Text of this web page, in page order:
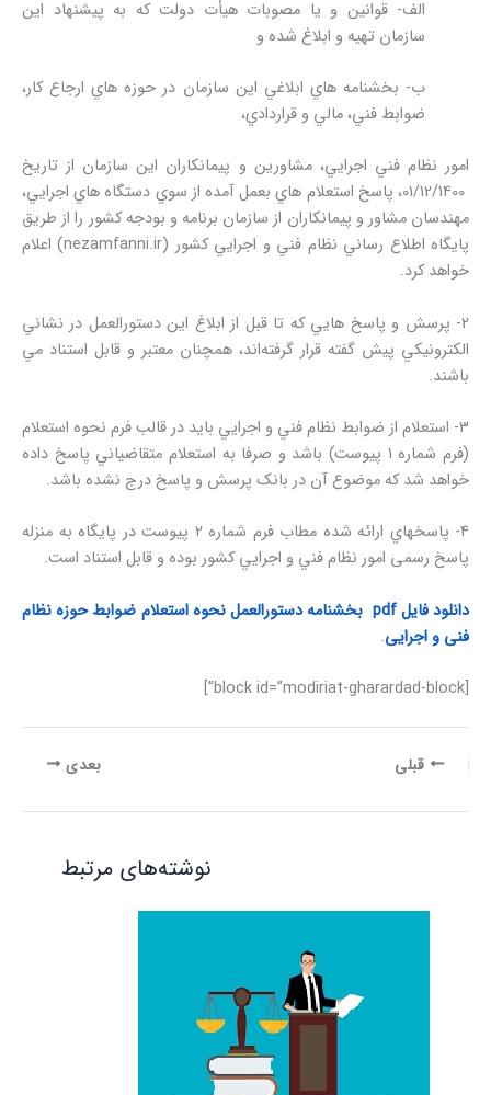
الف- قوانين و يا مصوبات هيأت دولت که به پيشنهاد اين
سازمان تهيه و ابلاغ شده و
ب- بخشنامه هاي ابلاغي اين سازمان در حوزه هاي ارجاع کار،
ضوابط فني، مالي و قراردادي،
امور نظام فني اجرايي، مشاورين و پيمانكاران اين سازمان از تاريخ
01/12/1400، پاسخ استعلام هاي بعمل آمده از سوي دستگاه هاي اجرايي،
مهندسان مشاور و پيمانكاران از سازمان برنامه و بودجه کشور را از طریق
پايگاه اطلاع رساني نظام فني و اجرايي کشور (nezamfanni.ir) اعلام
خواهد کرد.
2- پرسش و پاسخ هايي که تا قبل از ابلاغ اين دستورالعمل در نشاني
الكترونيكي پيش گفته قرار گرفته‌اند، همچنان معتبر و قابل استناد مي
باشند.
3- استعلام از ضوابط نظام فني و اجرايي بايد در قالب فرم نحوه استعلام
(فرم شماره 1 پيوست) باشد و صرفا به استعلام متقاضياني پاسخ داده
خواهد شد که موضوع آن در بانک پرسش و پاسخ درج نشده باشد.
4- پاسخهاي ارائه شده مطاب فرم شماره 2 پيوست در پايگاه به منزله
پاسخ رسمی امور نظام فني و اجرايي کشور بوده و قابل استناد است.
دانلود فایل pdf بخشنامه دستورالعمل نحوه استعلام ضوابط حوزه نظام
فنی و اجرایی.
[block id=”modiriat-gharardad-block”]
قبلی بعدی
نوشته‌های مرتبط